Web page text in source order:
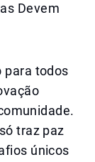
Devem
para todos
traz paz
únicos